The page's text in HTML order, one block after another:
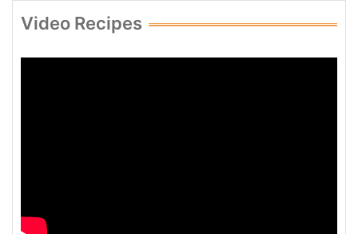
Video Recipes